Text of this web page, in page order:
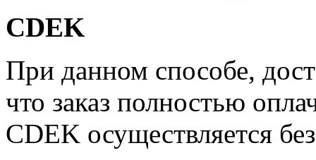
CDEK
При данном способе,
что заказ полностью
CDEK осуществляется